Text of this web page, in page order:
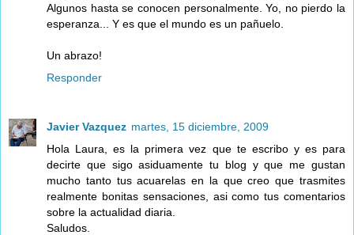
Algunos hasta se conocen personalmente. Yo, no pierdo la
esperanza... Y es que el mundo es un pañuelo.
Un abrazo!
Responder
Javier Vazquez martes, 15 diciembre, 2009
Hola Laura, es la primera vez que te escribo y es para
decirte que sigo asiduamente tu blog y que me gustan
mucho tanto tus acuarelas en la que creo que trasmites
realmente bonitas sensaciones, asi como tus comentarios
sobre la actualidad diaria.
Saludos.